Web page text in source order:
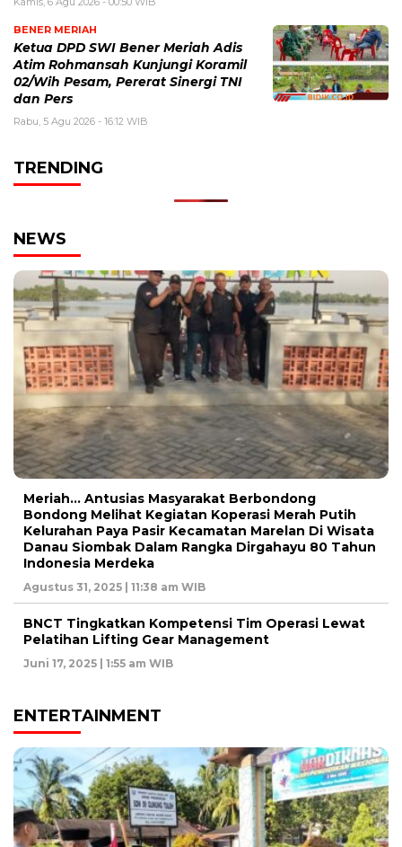
BENER MERIAH
Ketua DPD SWI Bener Meriah Adis
Atim Rohmansah Kunjungi Koramil
02/Wih Pesam, Pererat Sinergi TNI
dan Pers
Rabu, 5 Agu 2026 - 16:12 WIB
TRENDING
NEWS
Meriah… Antusias Masyarakat Berbondong
Bondong Melihat Kegiatan Koperasi Merah Putih
Kelurahan Paya Pasir Kecamatan Marelan Di Wisata
Danau Siombak Dalam Rangka Dirgahayu 80 Tahun
Indonesia Merdeka
Agustus 31, 2025 | 11:38 am WIB
BNCT Tingkatkan Kompetensi Tim Operasi Lewat
Pelatihan Lifting Gear Management
Juni 17, 2025 | 1:55 am WIB
ENTERTAINMENT